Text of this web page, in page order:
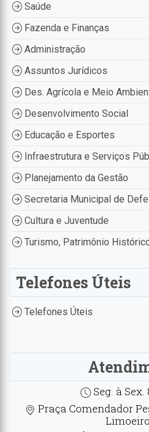
Saúde
Fazenda e Finanças
Administração
Assuntos Jurídicos
Des. Agrícola e Meio
Desenvolvimento Social
Educação e Esportes
Infraestrutura e Serviços
Planejamento da Gestão
Secretaria Municipal de
Cultura e Juventude
Turismo, Patrimônio
Telefones Úteis
Telefones Úteis
Seg. à
Praça Comendador